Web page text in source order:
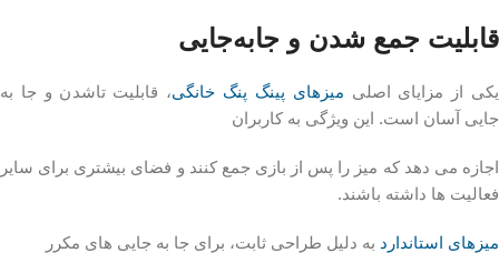
قابلیت جمع‌ شدن و جابه‌جایی
یکی از مزایای اصلی میزهای پینگ پنگ خانگی، قابلیت تاشدن و جا به‌
جایی آسان است. این ویژگی به کاربران
اجازه می‌ دهد که میز را پس از بازی جمع کنند و فضای بیشتری برای سایر
فعالیت‌ ها داشته باشند.
میزهای استاندارد به دلیل طراحی ثابت، برای جا به‌ جایی‌ های مکرر